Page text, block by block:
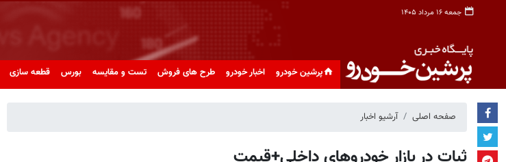
جمعه ۱۶ مرداد ۱۴۰۵
پرشین خودرو اخبار خودرو طرح های فروش تست و مقایسه بورس قطعه سازی
صفحه اصلی آرشیو اخبار